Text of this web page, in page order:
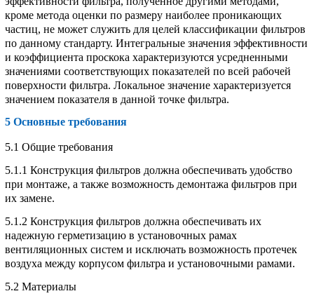
кроме метода оценки по размеру наиболее проникающих
частиц, не может служить для целей классификации фильтров
по данному стандарту. Интегральные значения эффективности
и коэффициента проскока характеризуются усредненными
значениями соответствующих показателей по всей рабочей
поверхности фильтра. Локальное значение характеризуется
значением показателя в данной точке фильтра.
5 Основные требования
5.1 Общие требования
5.1.1 Конструкция фильтров должна обеспечивать удобство
при монтаже, а также возможность демонтажа фильтров при
их замене.
5.1.2 Конструкция фильтров должна обеспечивать их
надежную герметизацию в установочных рамах
вентиляционных систем и исключать возможность протечек
воздуха между корпусом фильтра и установочными рамами.
5.2 Материалы